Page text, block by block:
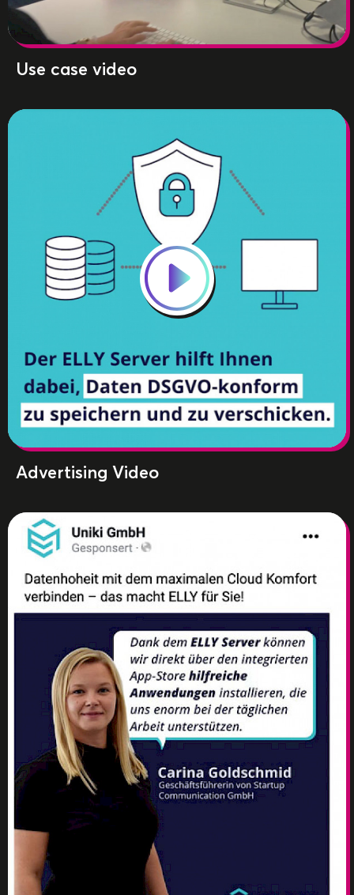
Use case video
Advertising Video